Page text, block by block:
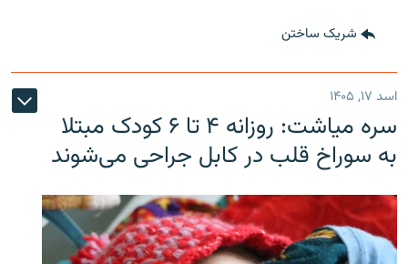
شریک ساختن
اسد ۱۷, ۱۴۰۵
سره‌ میاشت: روزانه ۴ تا ۶ کودک مبتلا
به سوراخ قلب در کابل جراحی می‌شوند